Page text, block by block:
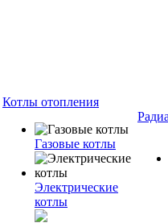
Котлы отопления
Газовые котлы
Электрические
котлы